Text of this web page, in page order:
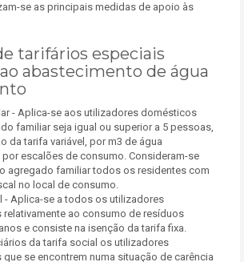
se as principais medidas de apoio às
tarifários especiais
abastecimento de água
- Aplica-se aos utilizadores domésticos
familiar seja igual ou superior a 5 pessoas,
da tarifa variável, por m3 de água
escalões de consumo. Consideram-se
agregado familiar todos os residentes com
no local de consumo.
- Aplica-se a todos os utilizadores
ao consumo de resíduos
e consiste na isenção da tarifa fixa.
da tarifa social os utilizadores
se encontrem numa situação de carência